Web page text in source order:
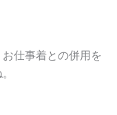
仕事着との併用を